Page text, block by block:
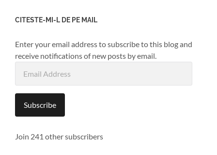
CITESTE-MI-L DE PE MAIL
Enter your email address to subscribe to this blog and
receive notifications of new posts by email.
Address
Subscribe
Join 241 other subscribers